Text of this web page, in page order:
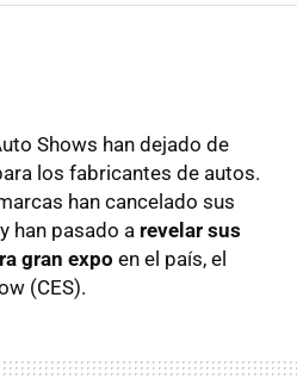
Shows han dejado de
los fabricantes de autos.
han cancelado sus
han pasado a revelar sus
gran expo en el país, el
(CES).